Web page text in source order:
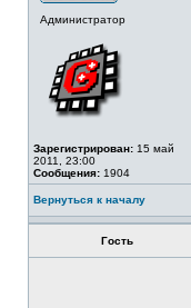
Администратор
Зарегистрирован: 15 май
2011, 23:00
Сообщения: 1904
Вернуться к началу
Гость